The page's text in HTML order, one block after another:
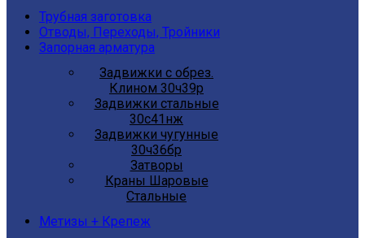
Трубная заготовка
Отводы, Переходы, Тройники
Запорная арматура
Задвижки с обрез.
Клином 30ч39р
Задвижки стальные
30с41нж
Задвижки чугунные
30ч36бр
Затворы
Краны Шаровые
Стальные
Метизы + Крепеж